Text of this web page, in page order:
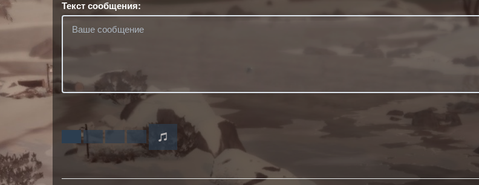
Текст сообщения: